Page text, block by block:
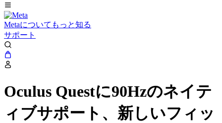
Metaについてもっと知る
サポート
Oculus Questに90Hzのネイテ
ィブサポート、新しいフィッ